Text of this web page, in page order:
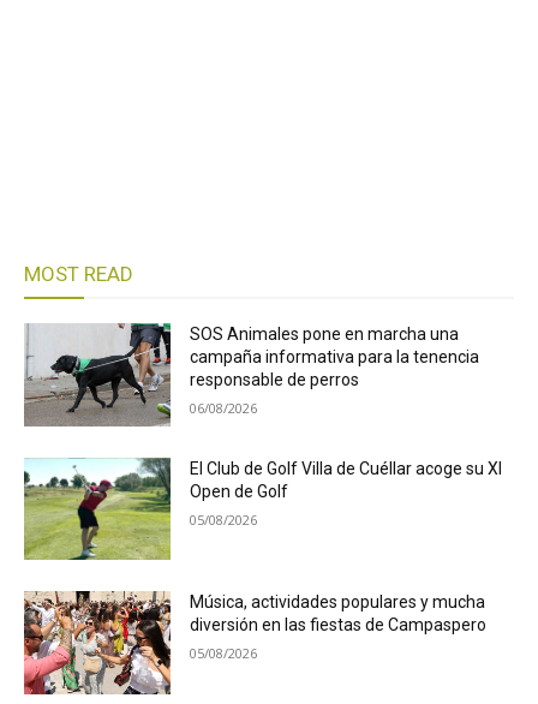
MOST READ
SOS Animales pone en marcha una
campaña informativa para la tenencia
responsable de perros
06/08/2026
El Club de Golf Villa de Cuéllar acoge su XI
Open de Golf
05/08/2026
Música, actividades populares y mucha
diversión en las fiestas de Campaspero
05/08/2026